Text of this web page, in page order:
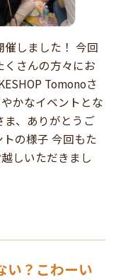
しました！ 今回
くさんの方々にお
Tomonoさ
かなイベントとな
ま、ありがとうご
の様子 今回もた
しいただきまし
い？こわーい